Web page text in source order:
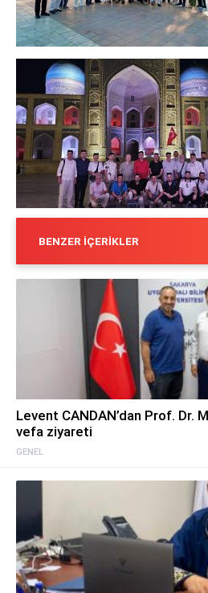
BENZER İÇERIKLER
GENEL
Levent CANDAN’dan Prof. Dr.
vefa ziyareti